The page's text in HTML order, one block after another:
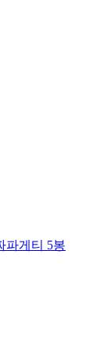
파게티 5봉